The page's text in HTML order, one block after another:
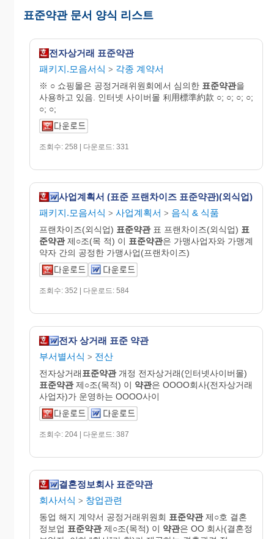
표준약관 문서 양식 리스트
전자상거래 표준약관
패키지.모음서식 > 각종 계약서
※ ○ 쇼핑몰은 공정거래위원회에서 심의한 표준약관을
사용하고 있음. 인터넷 사이버몰 利用標準約款 ○; ○; ○; ○;
○; ○;
조회수: 258 | 다운로드: 331
사업계획서 (표준 프랜차이즈 표준약관)(외식업)
패키지.모음서식 > 사업계획서 > 음식 & 식품
프랜차이즈(외식업) 표준약관표 프랜차이즈(외식업) 표
준약관제○조(목 적) 이 표준약관은 가맹사업자와 가맹계
약자 간의 공정한 가맹사업(프랜차이즈)
조회수: 352 | 다운로드: 584
전자 상거래 표준 약관
부서별서식 > 전산
전자상거래 표준약관개정 전자상거래(인터넷사이버몰)
표준약관제○조(목적) 이 약관은 OOOO회사(전자상거래
사업자)가 운영하는 OOOO사이
조회수: 204 | 다운로드: 387
결혼정보회사 표준약관
회사서식 > 창업관련
동업 해지 계약서 공정거래위원회 표준약관제○호 결혼
정보업 표준약관제○조(목적) 이 약관은 OO 회사(결혼정